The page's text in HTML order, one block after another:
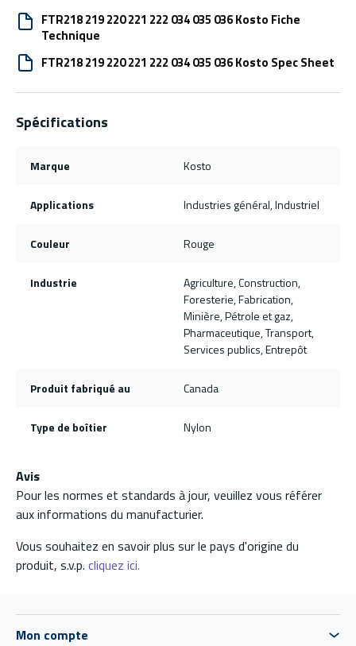
FTR218 219 220 221 222 034 035 036 Kosto Fiche
Technique
FTR218 219 220 221 222 034 035 036 Kosto Spec Sheet
Spécifications
Marque Kosto
Applications Industries général, Industriel
Couleur Rouge
Industrie
Agriculture, Construction,
Foresterie, Fabrication,
Minière, Pétrole et gaz,
Pharmaceutique, Transport,
Services publics, Entrepôt
Produit fabriqué au Canada
Type de boîtier Nylon
Avis
Pour les normes et standards à jour, veuillez vous référer
aux informations du manufacturier.
Vous souhaitez en savoir plus sur le pays d'origine du
produit, s.v.p. cliquez ici.
Mon compte